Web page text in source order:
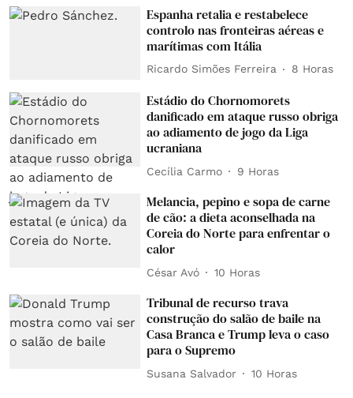
Espanha retalia e restabelece
controlo nas fronteiras aéreas e
marítimas com Itália
Ricardo Simões Ferreira 8 Horas
Estádio do Chornomorets
danificado em ataque russo obriga
ao adiamento de jogo da Liga
ucraniana
Cecília Carmo 9 Horas
Melancia, pepino e sopa de carne
de cão: a dieta aconselhada na
Coreia do Norte para enfrentar o
calor
César Avó 10 Horas
Tribunal de recurso trava
construção do salão de baile na
Casa Branca e Trump leva o caso
para o Supremo
Susana Salvador 10 Horas